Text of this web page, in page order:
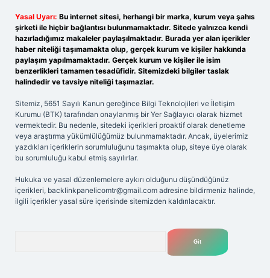
Yasal Uyarı: Bu internet sitesi, herhangi bir marka, kurum veya şahıs
şirketi ile hiçbir bağlantısı bulunmamaktadır. Sitede yalnızca kendi
hazırladığımız makaleler paylaşılmaktadır. Burada yer alan içerikler
haber niteliği taşımamakta olup, gerçek kurum ve kişiler hakkında
paylaşım yapılmamaktadır. Gerçek kurum ve kişiler ile isim
benzerlikleri tamamen tesadüfidir. Sitemizdeki bilgiler taslak
halindedir ve tavsiye niteliği taşımazlar.
Sitemiz, 5651 Sayılı Kanun gereğince Bilgi Teknolojileri ve İletişim
Kurumu (BTK) tarafından onaylanmış bir Yer Sağlayıcı olarak hizmet
vermektedir. Bu nedenle, sitedeki içerikleri proaktif olarak denetleme
veya araştırma yükümlülüğümüz bulunmamaktadır. Ancak, üyelerimiz
yazdıkları içeriklerin sorumluluğunu taşımakta olup, siteye üye olarak
bu sorumluluğu kabul etmiş sayılırlar.
Hukuka ve yasal düzenlemelere aykırı olduğunu düşündüğünüz
içerikleri, backlinkpanelicomtr@gmail.com adresine bildirmeniz halinde,
ilgili içerikler yasal süre içerisinde sitemizden kaldırılacaktır.